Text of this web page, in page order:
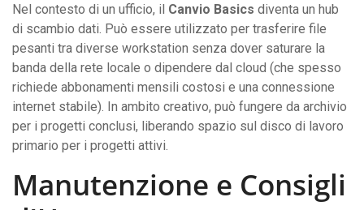
Nel contesto di un ufficio, il Canvio Basics diventa un hub
di scambio dati. Può essere utilizzato per trasferire file
pesanti tra diverse workstation senza dover saturare la
banda della rete locale o dipendere dal cloud (che spesso
richiede abbonamenti mensili costosi e una connessione
internet stabile). In ambito creativo, può fungere da archivio
per i progetti conclusi, liberando spazio sul disco di lavoro
primario per i progetti attivi.
Manutenzione e Consigli